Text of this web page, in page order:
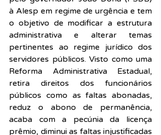
à Alesp em regime de urgência e tem
o objetivo de modificar a estrutura
administrativa e alterar temas
pertinentes ao regime jurídico dos
servidores públicos. Visto como uma
Reforma Administrativa Estadual,
retira direitos dos funcionários
públicos como as faltas abonadas,
reduz o abono de permanência,
acaba com a pecúnia da licença
prêmio, diminui as faltas injustificadas